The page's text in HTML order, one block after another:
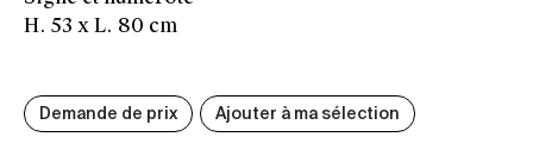
H. 53 x L. 80 cm
Demande de prix Ajouter à ma sélection